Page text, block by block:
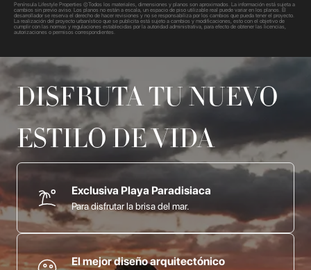
Península Lifestyle Properties ©Todos los materiales, dimensiones y planos son aproximados. La información está sujeta a
cambios sin previo aviso. Los planos no están a escala, un espacio de piso utilizable real puede variar en los planos. El
desarrollador se reserva el derecho de hacer revisiones y no se responsabiliza por los cambios que pueda tener el proyecto.
La realización del proyecto urbanístico que se publicita está sujeto a cambios y modificaciones, esto con el objetivo de
cumplir con las normas y regulaciones establecidas por la autoridad administrativa, para efecto de obtener las licencias,
autorizaciones o permisos correspondientes.
DISFRUTA TU NUEVO
ESTILO DE VIDA
Exclusiva Playa Paradisiaca
Para disfrutar la brisa del mar.
El mejor diseño arquitectónico